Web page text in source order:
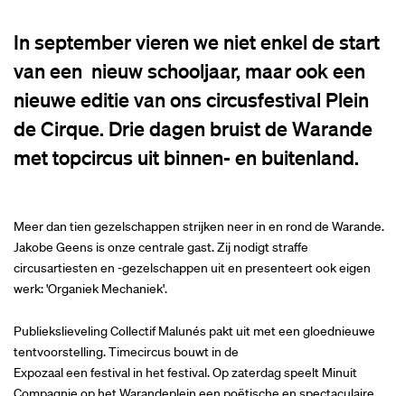
In september vieren we niet enkel de start
van een nieuw schooljaar, maar ook een
nieuwe editie van ons circusfestival Plein
de Cirque. Drie dagen bruist de Warande
met topcircus uit binnen- en buitenland.
Meer dan tien gezelschappen strijken neer in en rond de Warande.
Jakobe Geens is onze centrale gast. Zij nodigt straffe
circusartiesten en -gezelschappen uit en presenteert ook eigen
werk: 'Organiek Mechaniek'.
Publiekslieveling Collectif Malunés pakt uit met een gloednieuwe
tentvoorstelling. Timecircus bouwt in de
Expozaal een festival in het festival. Op zaterdag speelt Minuit